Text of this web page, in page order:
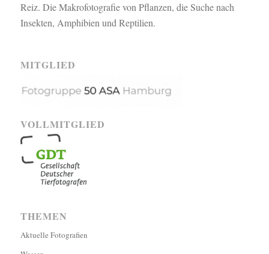
Reiz. Die Makrofotografie von Pflanzen, die Suche nach
Insekten, Amphibien und Reptilien.
MITGLIED
VOLLMITGLIED
THEMEN
Aktuelle Fotografien